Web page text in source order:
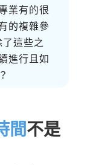
業有的很
的複雜參
這些之
進行且如
間不是